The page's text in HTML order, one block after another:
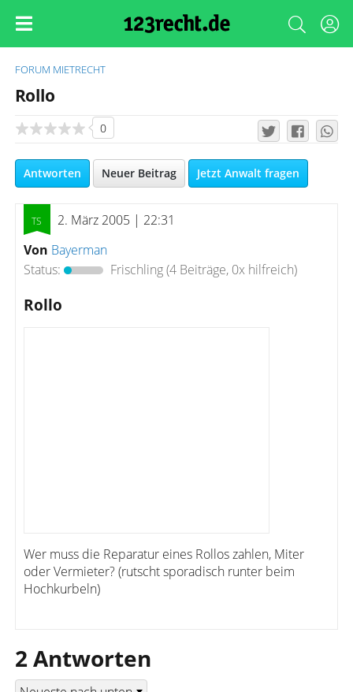
FORUM MIETRECHT
Rollo
0
Antworten Neuer Beitrag Jetzt Anwalt fragen
2. März 2005 | 22:31
Von Bayerman
Status:
Frischling(4 Beiträge, 0x hilfreich)
Rollo
Wer muss die Reparatur eines Rollos zahlen, Miter
oder Vermieter? (rutscht sporadisch runter beim
Hochkurbeln)
2 Antworten